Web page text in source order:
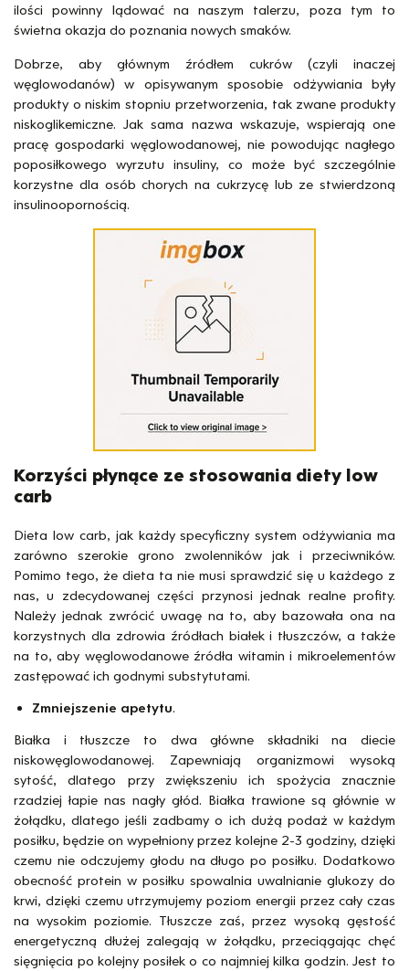
ilości powinny lądować na naszym talerzu, poza tym to
świetna okazja do poznania nowych smaków.
Dobrze, aby głównym źródłem cukrów (czyli inaczej
węglowodanów) w opisywanym sposobie odżywiania były
produkty o niskim stopniu przetworzenia, tak zwane produkty
niskoglikemiczne. Jak sama nazwa wskazuje, wspierają one
pracę gospodarki węglowodanowej, nie powodując nagłego
poposiłkowego wyrzutu insuliny, co może być szczególnie
korzystne dla osób chorych na cukrzycę lub ze stwierdzoną
insulinoopornością.
Korzyści płynące ze stosowania diety low
carb
Dieta low carb, jak każdy specyficzny system odżywiania ma
zarówno szerokie grono zwolenników jak i przeciwników.
Pomimo tego, że dieta ta nie musi sprawdzić się u każdego z
nas, u zdecydowanej części przynosi jednak realne profity.
Należy jednak zwrócić uwagę na to, aby bazowała ona na
korzystnych dla zdrowia źródłach białek i tłuszczów, a także
na to, aby węglowodanowe źródła witamin i mikroelementów
zastępować ich godnymi substytutami.
Zmniejszenie apetytu.
Białka i tłuszcze to dwa główne składniki na diecie
niskowęglowodanowej. Zapewniają organizmowi wysoką
sytość, dlatego przy zwiększeniu ich spożycia znacznie
rzadziej łapie nas nagły głód. Białka trawione są głównie w
żołądku, dlatego jeśli zadbamy o ich dużą podaż w każdym
posiłku, będzie on wypełniony przez kolejne 2-3 godziny, dzięki
czemu nie odczujemy głodu na długo po posiłku. Dodatkowo
obecność protein w posiłku spowalnia uwalnianie glukozy do
krwi, dzięki czemu utrzymujemy poziom energii przez cały czas
na wysokim poziomie. Tłuszcze zaś, przez wysoką gęstość
energetyczną dłużej zalegają w żołądku, przeciągając chęć
sięgnięcia po kolejny posiłek o co najmniej kilka godzin. Jest to